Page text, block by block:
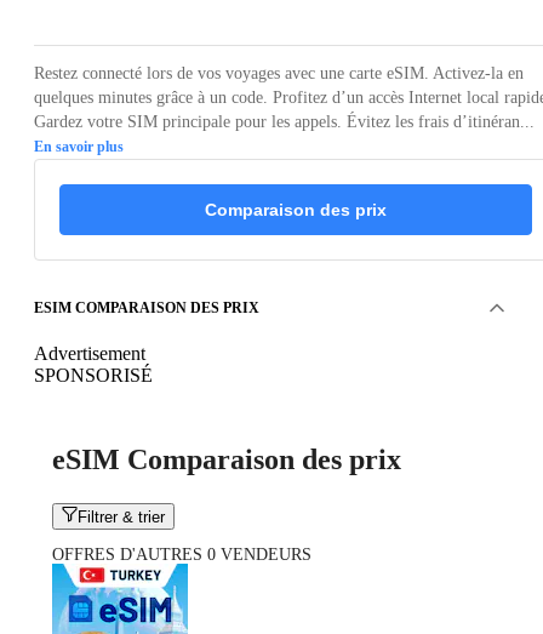
Restez connecté lors de vos voyages avec une carte eSIM. Activez-la en
quelques minutes grâce à un code. Profitez d’un accès Internet local
Gardez votre SIM principale pour les appels. Évitez les frais d’itinéran...
En savoir plus
Comparaison des prix
ESIM COMPARAISON DES PRIX
Advertisement
SPONSORISÉ
eSIM Comparaison des prix
Filtrer & trier
OFFRES D'AUTRES 0 VENDEURS